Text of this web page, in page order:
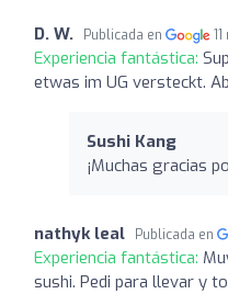
D. W. Publicada en
Experiencia fantástica:
etwas im UG versteckt.
Sushi Kang
¡Muchas gracias
nathyk leal Publicada en
Experiencia fantástica:
sushi. Pedi para llevar y